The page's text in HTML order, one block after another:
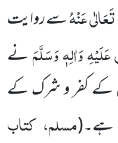
عَنْہُسے روایت
عَلَیْہِ وَاٰلِہٖ وَسَلَّمَنے
کے کفر و شرک کے
ہے۔(مسلم، کتاب